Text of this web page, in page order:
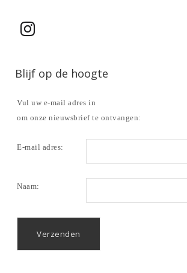
Blijf op de hoogte
Vul uw e-mail adres in
om onze nieuwsbrief te ontvangen:
E-mail adres:
Naam: